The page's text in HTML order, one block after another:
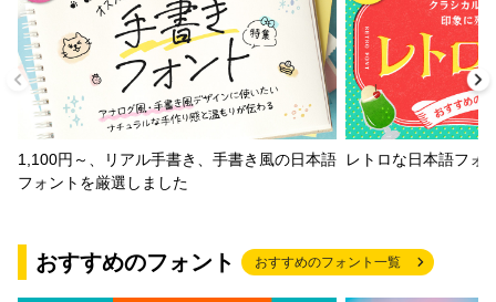
1,100円～、リアル手書き、手書き風の日本語
フォントを厳選しました
レトロな日本語フォ
おすすめのフォント おすすめのフォント一覧